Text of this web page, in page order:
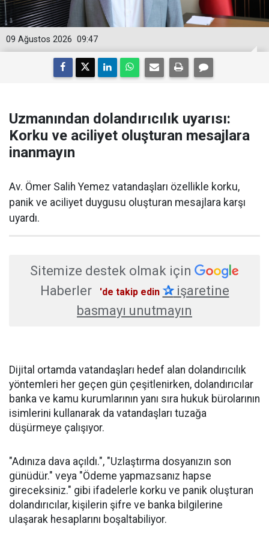
09:47
09 Ağustos 2026
Uzmanından dolandırıcılık uyarısı:
Korku ve aciliyet oluşturan mesajlara
inanmayın
Av. Ömer Salih Yemez vatandaşları özellikle korku,
panik ve aciliyet duygusu oluşturan mesajlara karşı
uyardı.
Sitemize destek olmak için
Haberler
'de takip edin ✰işaretine
basmayı unutmayın
Dijital ortamda vatandaşları hedef alan dolandırıcılık
yöntemleri her geçen gün çeşitlenirken, dolandırıcılar
banka ve kamu kurumlarının yanı sıra hukuk bürolarının
isimlerini kullanarak da vatandaşları tuzağa
düşürmeye çalışıyor.
"Adınıza dava açıldı.", "Uzlaştırma dosyanızın son
günüdür." veya "Ödeme yapmazsanız hapse
gireceksiniz." gibi ifadelerle korku ve panik oluşturan
dolandırıcılar, kişilerin şifre ve banka bilgilerine
ulaşarak hesaplarını boşaltabiliyor.